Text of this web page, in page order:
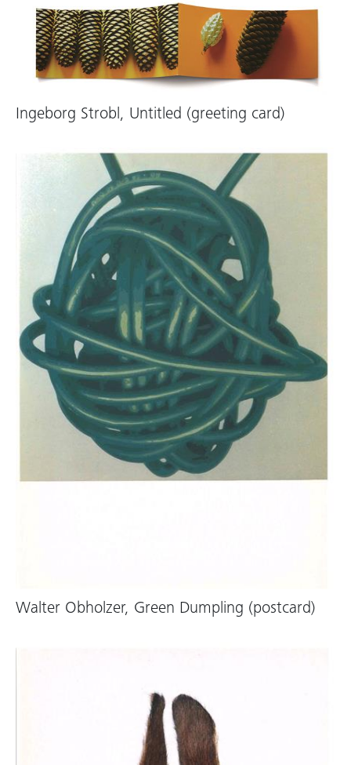
Ingeborg Strobl, Untitled (greeting card)
Walter Obholzer, Green Dumpling (postcard)